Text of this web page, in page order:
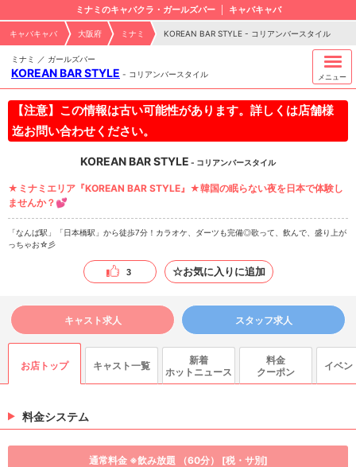
ミナミのキャバクラ・ガールズバー キャバキャバ
キャバキャバ 大阪府 ミナミ KOREAN BAR STYLE - コリアンバースタイル
ミナミ ／ ガールズバー
KOREAN BAR STYLE - コリアンバースタイル メニュー
【注意】この情報は古い可能性があります。詳しくは店舗様
迄お問い合わせください。
KOREAN BAR STYLE - コリアンバースタイル
★ミナミエリア『KOREAN BAR STYLE』★韓国の眠らない夜を日本で体験し
ませんか？💕
「なんば駅」「日本橋駅」から徒歩7分！カラオケ、ダーツも完備◎歌って、飲んで、盛り上が
っちゃお☆彡
3 ☆お気に入りに追加
キャスト求人 スタッフ求人
お店トップ キャスト一覧
新着
ホットニュース
料金
クーポン
イベン
料金システム
通常料金 ※飲み放題 （60分） [税・サ別]